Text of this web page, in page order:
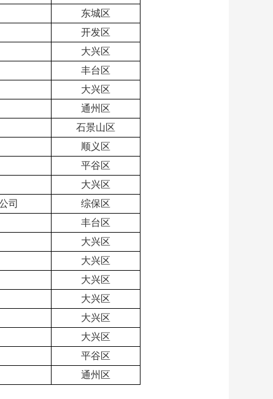
东城区
开发区
大兴区
丰台区
大兴区
通州区
石景山区
顺义区
平谷区
大兴区
司
综保区
丰台区
大兴区
大兴区
大兴区
大兴区
大兴区
大兴区
平谷区
通州区